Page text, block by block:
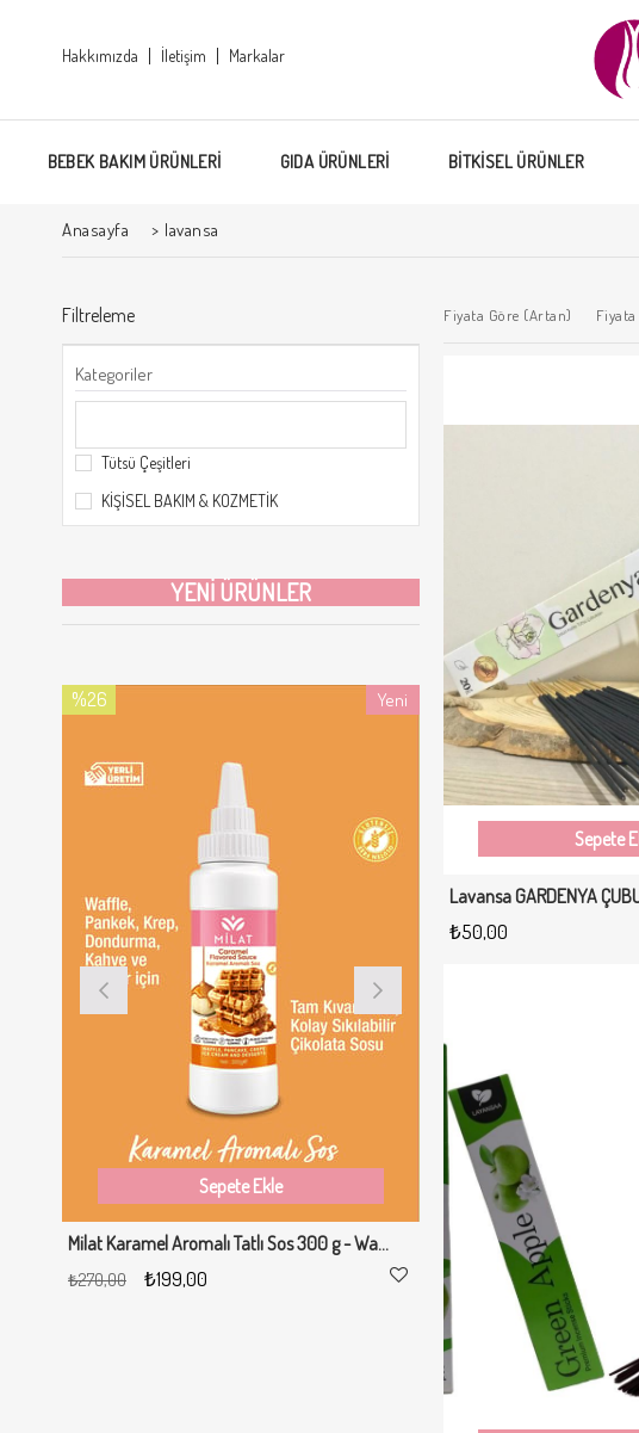
Hakkımızda İletişim Markalar
BEBEK BAKIM ÜRÜNLERİ GIDA ÜRÜNLERİ BİTKİSEL ÜRÜNLER
Anasayfa > lavansa
Filtreleme
Kategoriler
Tütsü Çeşitleri
KİŞİSEL BAKIM & KOZMETİK
YENI ÜRÜNLER
Milat Karamel Aromalı Tatlı Sos 300 g - Waffle & Krep & Pankek & Tatlı & Dondurma Sosu
₺199,00
₺270,00
Sepete Ekle
%26
%26İndirim
Yeni
₺199,00
₺270,00
%26
İndirim
%26İndirim
Fiyata Göre (Artan)
Lavansa GARDENYA
₺50,00
Sepete